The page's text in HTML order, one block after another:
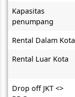
Kapasitas
penumpang
Rental Dalam Kota
Rental Luar Kota
Drop off JKT <>